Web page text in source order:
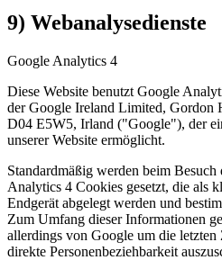
9) Webanalysedienste
Google Analytics 4
Diese Website benutzt Google
der Google Ireland Limited, Gordon
D04 E5W5, Irland ("Google"), der
unserer Website ermöglicht.
Standardmäßig werden beim
Analytics 4 Cookies gesetzt, die als
Endgerät abgelegt werden und
Zum Umfang dieser Informationen
allerdings von Google um die
direkte Personenbeziehbarkeit